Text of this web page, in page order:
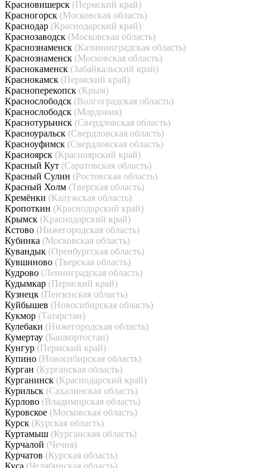
Красновишерск (Пермский край)
Красногорск (Московская область)
Краснодар (Краснодарский край)
Краснозаводск (Московская область)
Краснознаменск (Калининградская область)
Краснознаменск (Московская область)
Краснокаменск (Забайкальский край)
Краснокамск (Пермский край)
Красноперекопск (Крым)
Краснослободск (Волгоградская область)
Краснослободск (Мордовия)
Краснотурьинск (Свердловская область)
Красноуральск (Свердловская область)
Красноуфимск (Свердловская область)
Красноярск (Красноярский край)
Красный Кут (Саратовская область)
Красный Сулин (Ростовская область)
Красный Холм (Тверская область)
Кремёнки (Калужская область)
Кропоткин (Краснодарский край)
Крымск (Краснодарский край)
Кстово (Нижегородская область)
Кубинка (Московская область)
Кувандык (Оренбургская область)
Кувшиново (Тверская область)
Кудрово (Ленинградская область)
Кудымкар (Пермский край)
Кузнецк (Пензенская область)
Куйбышев (Новосибирская область)
Кукмор (Татарстан)
Кулебаки (Нижегородская область)
Кумертау (Башкортостан)
Кунгур (Пермский край)
Купино (Новосибирская область)
Курган (Курганская область)
Курганинск (Краснодарский край)
Курильск (Сахалинская область)
Курлово (Владимирская область)
Куровское (Московская область)
Курск (Курская область)
Куртамыш (Курганская область)
Курчалой (Чечня)
Курчатов (Курская область)